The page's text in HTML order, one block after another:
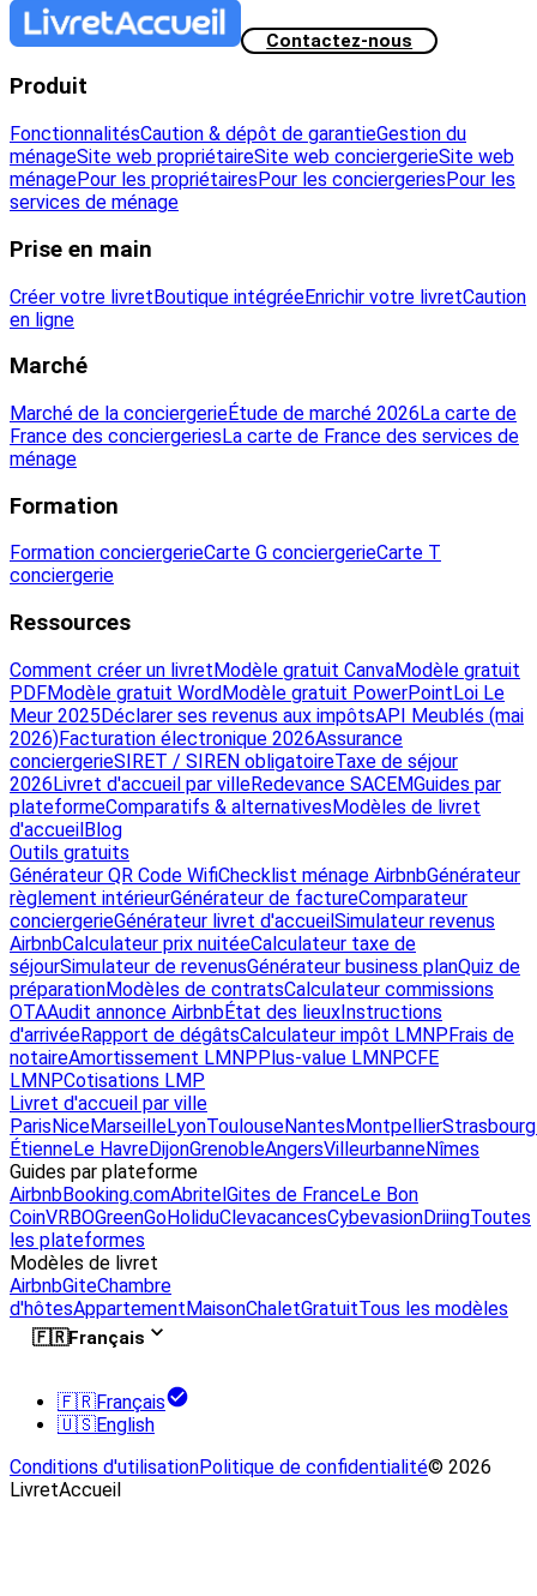
Contactez-nous
Produit
FonctionnalitésCaution & dépôt de garantieGestion du
ménageSite web propriétaireSite web conciergerieSite web
ménagePour les propriétaires Pour les conciergeries Pour les
services de ménage
Prise en main
Créer votre livretBoutique intégréeEnrichir votre livretCaution
en ligne
Marché
Marché de la conciergerieÉtude de marché 2026La carte de
France des conciergeriesLa carte de France des services de
ménage
Formation
Formation conciergerieCarte G conciergerieCarte T
conciergerie
Ressources
Comment créer un livretModèle gratuit CanvaModèle gratuit
PDFModèle gratuit WordModèle gratuit PowerPointLoi Le
Meur 2025Déclarer ses revenus aux impôtsAPI Meublés (mai
2026)Facturation électronique 2026Assurance
conciergerieSIRET / SIREN obligatoireTaxe de séjour
2026Livret d'accueil par villeRedevance SACEMGuides par
plateformeComparatifs & alternativesModèles de livret
d'accueilBlog
Outils gratuits
Générateur QR Code WifiChecklist ménage AirbnbGénérateur
règlement intérieurGénérateur de factureComparateur
conciergerieGénérateur livret d'accueilSimulateur revenus
AirbnbCalculateur prix nuitéeCalculateur taxe de
séjourSimulateur de revenusGénérateur business planQuiz de
préparationModèles de contratsCalculateur commissions
OTAAudit annonce AirbnbÉtat des lieuxInstructions
d'arrivéeRapport de dégâtsCalculateur impôt LMNPFrais de
notaireAmortissement LMNPPlus-value LMNPCFE
LMNPCotisations LMP
Livret d'accueil par ville
ParisNiceMarseilleLyonToulouseNantesMontpellierStrasbourg
ÉtienneLe HavreDijonGrenobleAngersVilleurbanneNîmes
Guides par plateforme
AirbnbBooking.comAbritelGites de FranceLe Bon
CoinVRBOGreenGoHoliduClevacancesCybevasionDriingToutes
les plateformes
Modèles de livret
AirbnbGiteChambre
d'hôtesAppartementMaisonChaletGratuitTous les modèles
🇫🇷Français
🇫🇷Français
🇺🇸English
Conditions d'utilisationPolitique de confidentialité© 2026
LivretAccueil